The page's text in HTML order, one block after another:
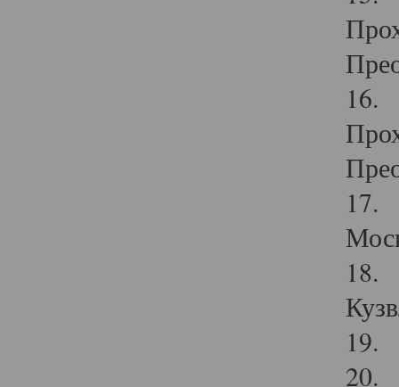
16.
17.
18.
19.
20.